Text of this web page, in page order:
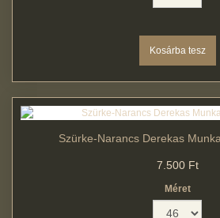
Szürke-Narancs Derekas
7.500 Ft
Méret